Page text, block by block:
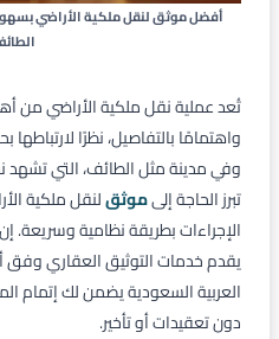
أفضل موثق لنقل ملكية الأراضي
تُعد عملية نقل ملكية الأراضي من
واهتمامًا بالتفاصيل، نظرًا
وفي مدينة مثل الطائف، التي تشهد
تبرز الحاجة إلىموثقلنقل ملكية
الإجراءات بطريقة نظامية وسريعة.
يقدم خدمات التوثيق العقاري وفق
العربية السعودية يضمن لك إتمام
دون تعقيدات أو تأخير.